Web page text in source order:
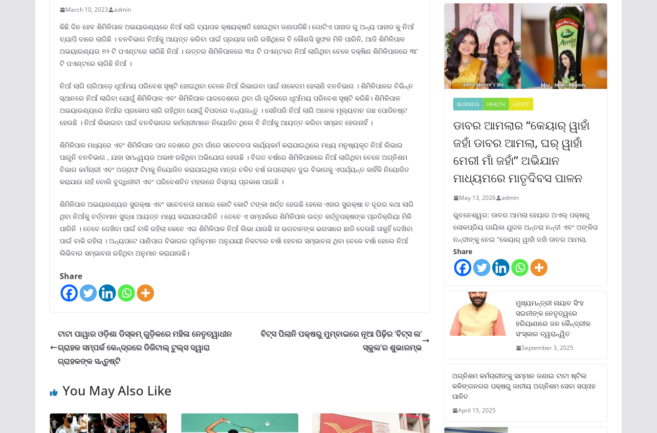
March 10, 2023 admin
କିଛି ଦିନ ହେବ ଶିମିଳିପାଳ ଅଭୟାରଣ୍ୟରେ ନିଆଁ ଲାଗି ବ୍ୟାପକ କ୍ଷୟକ୍ଷତି ହୋଇଥିବା ଜଣାପଡିଛି। ଗୋଟିଏ ପାହାଡ ରୁ ଅନ୍ୟ ପାହାଡ କୁ ନିଆଁ
ବ୍ୟାପି ବାରେ ଲାଗିଛି । ବନବିଭାଗ ନିଆଁକୁ ଆୟତ୍ତ କରିବା ପାଇଁ ପ୍ରୟାସ ଜାରି ରଖିଥିଲେ ବି କୌଣସି ସୁଫଳ ମିଳି ପାରିନି, ଆଜି ଶିମିଳିପାଳ
ଅଭୟାରଣ୍ୟର ୭୨ ଟି ପଏଣ୍ଟରେ ଲାଗିଛି ନିଆଁ । ଉତ୍ତର ଶିମିଳିପାଳରେ ୩୪ ଟି ପଏଣ୍ଟରେ ନିଆଁ ଲାଗିଥିବା ବେଳେ ଦକ୍ଷିଣ ଶିମିଳିପାଳରେ ୩୮
ଟି ପଏଣ୍ଟରେ ଲାଗିଛି ନିଆଁ ।
ନିଆଁ ଲାଗି ଚାରିଆଡ଼େ ଧୂଆଁମୟ ପରିବେଶ ସୃଷ୍ଟି ହୋଇଥିବା ବେଳେ ନିଆଁ ଲିଭାଇବା ପାଇଁ ନାକେଦମ ହେଲାଣି ବନବିଭାଗ । ଶିମିଳିପାଳର ବିଭିନ୍ନ
ସ୍ଥାନରେ ନିଆଁ ଲାଗିବା ଯୋଗୁଁ ଶିମିଳିପାଳ ଏବଂ ଶିମିଳିପାଳ ପାଦଦେଶରେ ଥିବା ଗାଁ ଗୁଡିକରେ ଧୂଆଁମୟ ପରିବେଶ ସୃଷ୍ଟି କରିଛି। ଶିମିଳିପାଳ
ଅଭୟାରଣ୍ୟରେ ନିଆଁର ପ୍ରକୋପ ଲାଗି ରହିଥିବା ଯୋଗୁଁ ବିପଦରେ ବନ୍ୟଜନ୍ତୁ । ସେହିପରି ନିଆଁ ଲାଗି ଅନେକ ମୂଲ୍ୟବାନ ଗଛ ପୋଡିନଷ୍ଟ
ହେଉଛି । ନିଆଁ ଲିଭାଇବା ପାଇଁ ବନବିଭାଗର କର୍ମଚାରୀମାନେ ନିୟୋଜିତ ଥିଲେ ବି ନିଆଁକୁ ଆୟତ୍ତ କରିବା ସମ୍ଭବ ହେଉନାହିଁ ।
ଶିମିଳିପାଳ ମଧ୍ୟରେ ଏବଂ ଶିମିଳିପାଳ ପାଦ ଦେଶରେ ଥିବା ଗାଁରେ ସଚେତନତା କାର୍ଯ୍ୟକର୍ମ କରାଯାଇଥିଲେ ମଧ୍ୟ ମନୁଷ୍ୟକୃତ ନିଆଁ ଲିଭାଇ
ପାରୁନି ବନବିଭାଗ , ଯାହା ସମନ୍ୱୟର ଅଭାଵ ରହିଥିବା ଅଭିଯୋଗ ହେଉଛି । ବିଗତ ବର୍ଷରେ ଶିମିଳିପାଳରେ ନିଆଁ ଲାଗିଥିବା ବେଳେ ଅଗ୍ନିଶମ
ବିଭାଗ କର୍ମଚାରୀ ଏବଂ ଅଡ୍ରାଫ ଟିମକୁ ନିୟୋଜିତ କରାଯାଇଥିଲା ମାତ୍ର ଚଳିତ ବର୍ଷ ଉପରୋକ୍ତ ଦୁଇ ବିଭାଗକୁ ଏପର୍ଯ୍ୟନ୍ତ କାହିଁକି ନିୟୋଜିତ
କରାଯାଉ ନାହଁ ବୋଲି ବୁଦ୍ଧିଜୀବୀ ଏବଂ ପରିବେଶବିତ ମହଲରେ ବିସ୍ମୟ ପ୍ରକାଶ ପାଇଛି ।
ଶିମିଳିପାଳ ଅଭୟାରଣ୍ୟର ସୁରକ୍ଷା ଏବଂ ସଚେତନତା ନାମରେ କୋଟି କୋଟି ଟଙ୍କା ଖର୍ଚ୍ଚ ହେଉଛି ହେଲେ ଏହାର ସୁରକ୍ଷା ତ ଦୂରର କଥା ଲାଗି
ଥିବା ନିଆଁକୁ ବର୍ତ୍ତମାନ ସୁଦ୍ଧା ଆୟତ୍ତ ମଧ୍ୟ କରାଯାଇପାରିନି । ତେବେ ଏ ସମ୍ପର୍କରେ ଶିମିଳିପାଳ ଉଚ୍ଚ କର୍ତ୍ତୃପକ୍ଷଙ୍କ ପ୍ରତିକ୍ରିୟା ମିଳି
ପାରିନି । ତେବେ ଦେଖିବା ପାଇଁ ବାକି ରହିଲା କେବେ ଏଇ ଶିମିଳିପାଳ ନିଆଁ ଲିଭା ଯାଉଛି ନା ଭଗବାନଙ୍କ ଭରସାରେ ଛାଡି ଦେଉଛି ତାକୁହିଁ ଦେଖିବା
ପାଇଁ ବାକି ରହିଲା । ଅନ୍ୟପଟେ ପାଣିପାଗ ବିଭାଗର ପୂର୍ବାନୁମାନ ଅନୁଯାୟୀ ନିକଟରେ ବର୍ଷା ହେବାର ସମ୍ଭାବନା ଥିବା ବେଳେ ବର୍ଷା ହେଲେ ନିଆଁ
ଲିଭିବାର ସମ୍ଭାବନା ରହିଥିବା ଅନୁମାନ କରାଯାଉଛି।
Share
ଟାଟା ପାୱାର ଓଡ଼ିଶା ଡିସ୍‌କମ୍ ଗୁଡ଼ିକରେ ମହିଳା ନେତୃତ୍ୱାଧୀନ
ଗ୍ରାହକ ସମ୍ପର୍କ କେନ୍ଦ୍ରରେ ଡିଜିଟାଲ୍ ଟୁଲ୍‌ସ ଦ୍ୱାରା
ଗ୍ରାହକଙ୍କ ସନ୍ତୁଷ୍ଟି
ବିଟ୍‌ସ ପିଲାନି ପକ୍ଷରୁ ମୁମ୍ବାଇରେ ନୂଆ ପିଢ଼ିର ‘ବିଟ୍‌ସ ଲ’
ସ୍କୁଲ’ର ଶୁଭାରମ୍ଭ
You May Also Like
BUSINESS HEALTH LATEST
ଡାବର ଆମଲାର “କେୟାର୍ ୱାହାଁ
ଜହାଁ ଡାବର ଆମଲା, ଘର୍ ୱାହାଁ
ମେରୀ ମାଁ ଜହାଁ” ଅଭିଯାନ
ମାଧ୍ୟମରେ ମାତୃଦିବସ ପାଳନ
May 13, 2026 admin
ଭୁବନେଶ୍ୱର: ଡାବର ଆମଲା ହେୟାର ଅଏଲ୍ ପକ୍ଷରୁ
ଲୋକପ୍ରିୟ ଗାୟିକା ଯୁଗଳ ଅନ୍ତରା ନନ୍ଦୀ ଏବଂ ଅଙ୍କିତା
ନନ୍ଦୀଙ୍କୁ ନେଇ “କେୟାର୍ ୱାହାଁ ଜହାଁ ଡାବର ଆମଲା,
Share
ମୁଖ୍ୟମନ୍ତ୍ରୀ ନାୟାବ ସିଂହ
ସଇନୀଙ୍କ ନେତୃତ୍ୱରେ
ହରିୟାଣାରେ ଜନ କୈନ୍ଦ୍ରୀକ
ସଂସ୍କାର ତ୍ୱରାନ୍ୱିତ
September 3, 2025
ଅଗ୍ନିଶମ କର୍ମଚାରୀଙ୍କୁ ସମ୍ମାନ ଜଣାଇ ଟାଟା ଷ୍ଟିଲ
କଳିଙ୍ଗନଗର ପକ୍ଷରୁ ଜାତୀୟ ଅଗ୍ନିଶମ ସେବା ସପ୍ତାହ
ପାଳିତ
April 15, 2025